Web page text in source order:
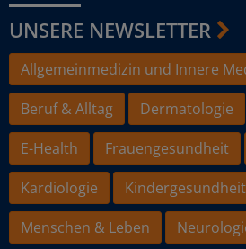
UNSERE NEWSLETTER
Allgemeinmedizin und Innere
Beruf & Alltag
Dermatologie
E-Health
Frauengesundheit
Kardiologie
Kindergesundheit
Menschen & Leben